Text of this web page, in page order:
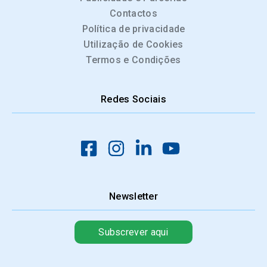
Contactos
Política de privacidade
Utilização de Cookies
Termos e Condições
Redes Sociais
Newsletter
Subscrever aqui